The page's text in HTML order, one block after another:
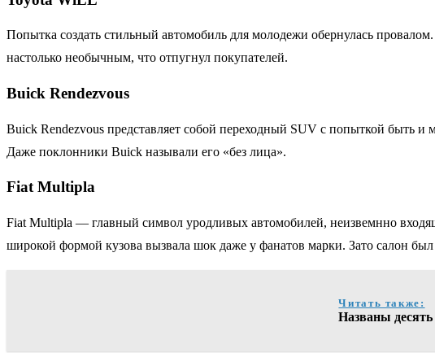
Попытка создать стильный автомобиль для молодежи обернулась
настолько необычным, что отпугнул покупателей.
Buick Rendezvous
Buick Rendezvous представляет собой переходный SUV с попыткой быть
Даже поклонники Buick называли его «без лица».
Fiat Multipla
Fiat Multipla — главный символ уродливых автомобилей, неизвемнно
широкой формой кузова вызвала шок даже у фанатов марки. Зато салон
Читать также:
Названы